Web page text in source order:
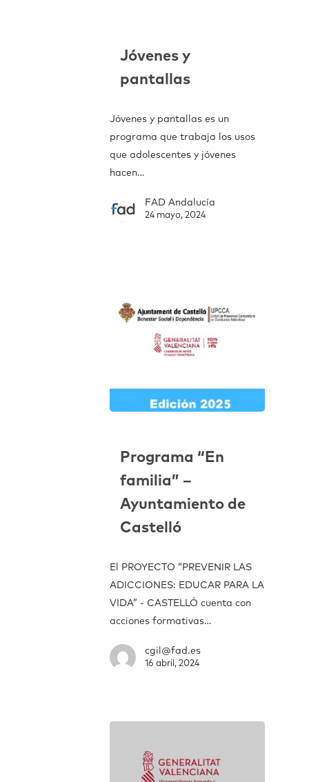
Jóvenes y
pantallas
Jóvenes y pantallas es un
programa que trabaja los usos
que adolescentes y jóvenes
hacen…
FAD Andalucía
24 mayo, 2024
Programa “En
familia” –
Ayuntamiento de
Castelló
El PROYECTO “PREVENIR LAS
ADICCIONES: EDUCAR PARA LA
VIDA” - CASTELLÓ cuenta con
acciones formativas…
cgil@fad.es
16 abril, 2024